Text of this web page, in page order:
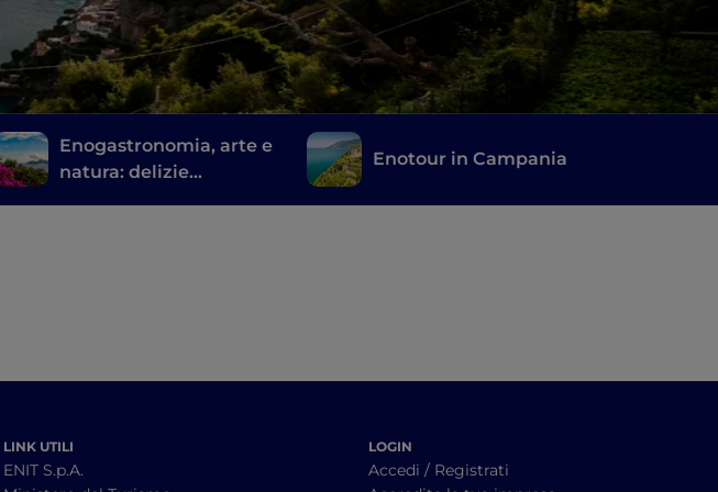
Enogastronomia, arte e
natura: delizie
Enotour in Campania
LINK UTILI
ENIT S.p.A.
LOGIN
Accedi / Registrati